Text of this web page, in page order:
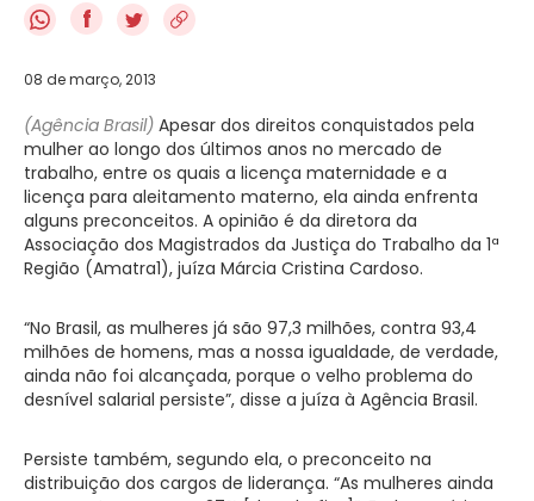
f
08 de março, 2013
(Agência Brasil) Apesar dos direitos conquistados pela
mulher ao longo dos últimos anos no mercado de
trabalho, entre os quais a licença maternidade e a
licença para aleitamento materno, ela ainda enfrenta
alguns preconceitos. A opinião é da diretora da
Associação dos Magistrados da Justiça do Trabalho da 1ª
Região (Amatra1), juíza Márcia Cristina Cardoso.
“No Brasil, as mulheres já são 97,3 milhões, contra 93,4
milhões de homens, mas a nossa igualdade, de verdade,
ainda não foi alcançada, porque o velho problema do
desnível salarial persiste”, disse a juíza à Agência Brasil.
Persiste também, segundo ela, o preconceito na
distribuição dos cargos de liderança. “As mulheres ainda